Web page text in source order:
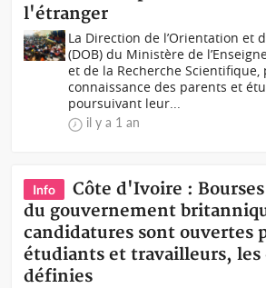
l'étranger
La Direction de l’Orientation et
(DOB) du Ministère de
et de la Recherche Scientifique,
connaissance des parents et
poursuivant leur...
il y a 1 an
Info
Côte d'Ivoire :
du gouvernement
candidatures sont ouvertes
étudiants et travailleurs,
définies